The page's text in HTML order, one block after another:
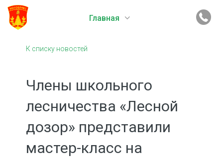
Главная
К списку новостей
Члены школьного
лесничества «Лесной
дозор» представили
мастер-класс на